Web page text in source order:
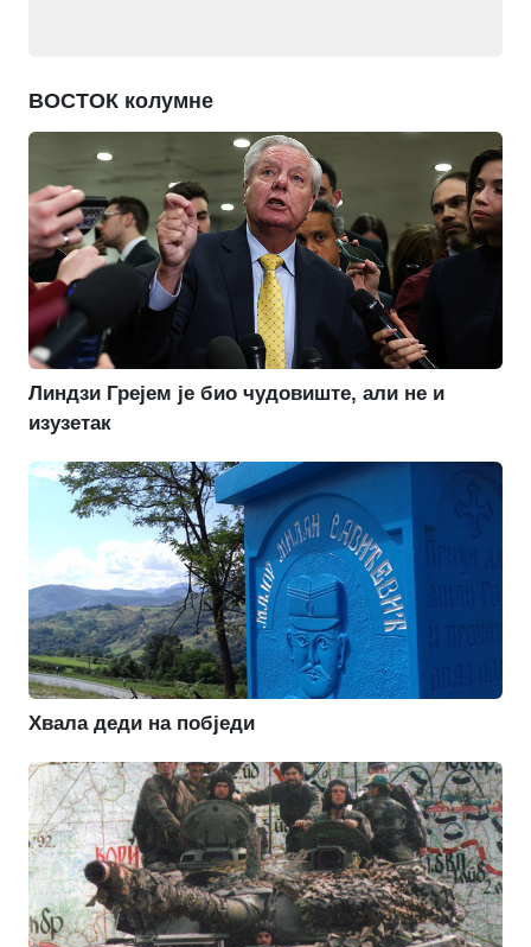
ВОСТОК колумне
Линдзи Грејем је био чудовиште, али не и
изузетак
Хвала деди на побједи